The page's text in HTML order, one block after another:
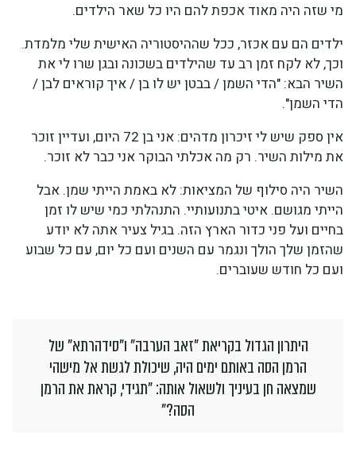
מי שזה היה מאוד אכפת להם היו כל שאר הילדים.
ילדים הם עם אכזר, ככל שההיסטוריה האישית שלי מלמדת.
וכך, לא לקח זמן רב עד שהילדים בשכונה ובגן שרו לי את
השיר הבא: "הדי השמן / בבטן יש לו בן / איך קוראים לבן /
הדי השמן".
אין ספק שיש לי זיכרון מדהים: אני בן 72 היום, ועדיין זוכר
את מילות השיר. רק מה אכלתי הבוקר אני כבר לא זוכר.
השיר היה סילוף של המציאות: לא באמת הייתי שמן. אבל
הייתי מגושם. איטי בתנועותיי. התנהלתי כמי שיש לו זמן
בחיים ועל פני כדור הארץ הזה. בגיל צעיר אתה לא יודע
שהזמן שלך הולך ונגמר עם השנים ועם כל יום, עם כל שבוע
ועם כל חודש שעוברים.
היתרון הגדול בקריאת "זאב הערבה" ו"סידהרתא" של
הרמן הסה באותם ימים היה, שיכולת לגשת אל מישהי
שמצאה חן בעיניך ולשאול אותה: "תגידי, קראת את הרמן
הסה?"